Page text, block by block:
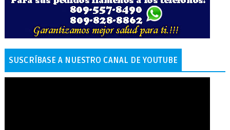
SUSCRÍBASE A NUESTRO CANAL DE YOUTUBE